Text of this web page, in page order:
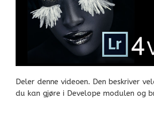
Deler denne videoen. Den beskriver
du kan gjøre i Develope modulen og